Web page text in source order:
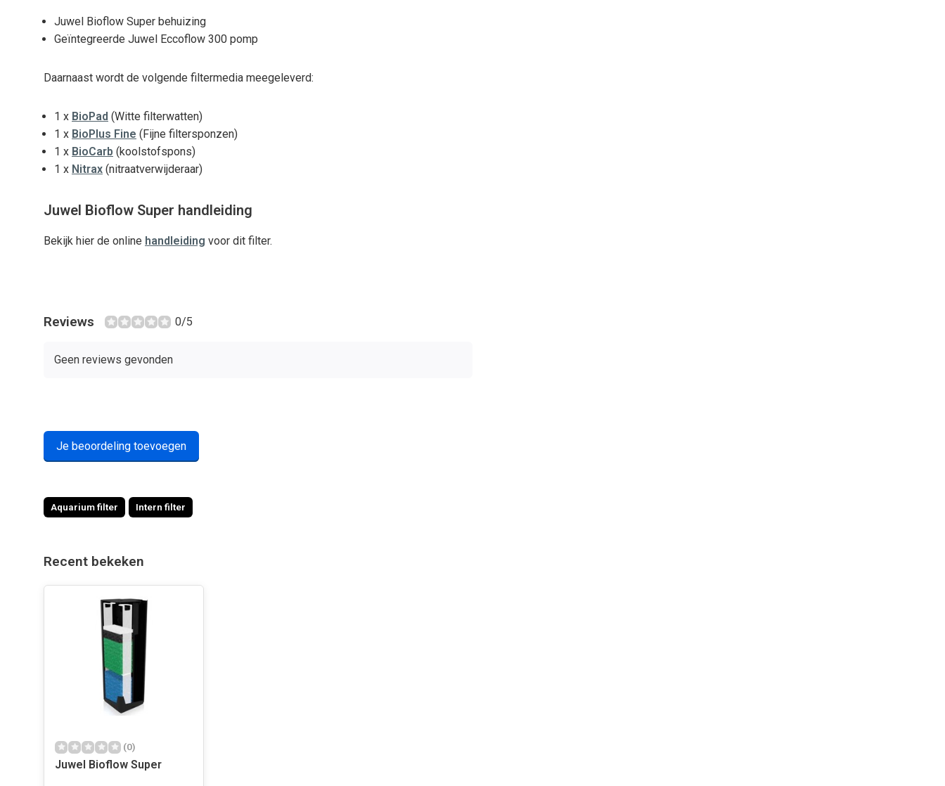
Juwel Bioflow Super behuizing
Geïntegreerde Juwel Eccoflow 300 pomp
Daarnaast wordt de volgende filtermedia meegeleverd:
1 x BioPad (Witte filterwatten)
1 x BioPlus Fine (Fijne filtersponzen)
1 x BioCarb (koolstofspons)
1 x Nitrax (nitraatverwijderaar)
Juwel Bioflow Super handleiding
Bekijk hier de online handleiding voor dit filter.
Reviews 0/5
Geen reviews gevonden
Je beoordeling toevoegen
Aquarium filter Intern filter
Recent bekeken
(0)
Juwel Bioflow Super